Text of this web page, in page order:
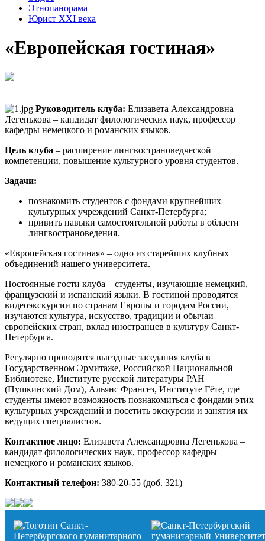
Этнопанорама
Юрист XXI века
«Европейская гостиная»
Руководитель клуба: Елизавета Александровна
Легенькова – кандидат филологических наук, профессор
кафедры немецкого и романских языков.
Цель клуба – расширение лингвострановедческой
компетенции, повышение культурного уровня студентов.
Задачи:
познакомить студентов с фондами крупнейших
культурных учреждений Санкт-Петербурга;
привить навыки самостоятельной работы в области
лингвострановедения.
«Европейская гостиная» – одно из старейших клубных
объединений нашего университета.
Постоянные гости клуба – студенты, изучающие немецкий,
французский и испанский языки. В гостиной проводятся
видеоэкскурсии по странам Европы и городам России,
изучаются культура, искусство, традиции и обычаи
европейских стран, вклад иностранцев в культуру Санкт-
Петербурга.
Регулярно проводятся выездные заседания клуба в
Государственном Эрмитаже, Российской Национальной
Библиотеке, Институте русской литературы РАН
(Пушкинский Дом), Альянс Франсез, Институте Гёте, где
студенты имеют возможность познакомиться с фондами этих
культурных учреждений и посетить экскурсии и занятия их
ведущих специалистов.
Контактное лицо: Елизавета Александровна Легенькова –
кандидат филологических наук, профессор кафедры
немецкого и романских языков.
Контактный телефон: 380-20-55 (доб. 321)